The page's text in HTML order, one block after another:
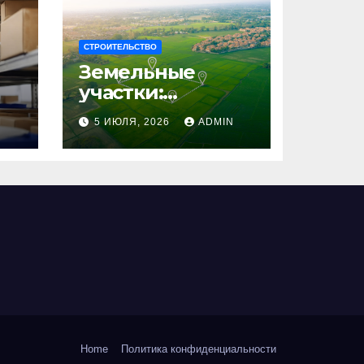
СТРОИТЕЛЬСТВО
Земельные
участки:
правовые
аспекты, виды и
возможности
5 ИЮЛЯ, 2026 ADMIN
Home Политика конфиденциальности